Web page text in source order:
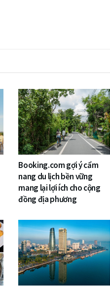
Booking.com gợi ý cẩm
nang du lịch bền vững
mang lại lợi ích cho cộng
đồng địa phương